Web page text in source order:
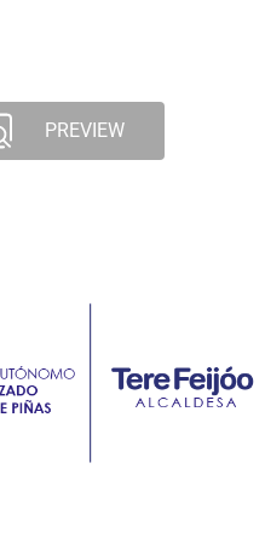
PREVIEW